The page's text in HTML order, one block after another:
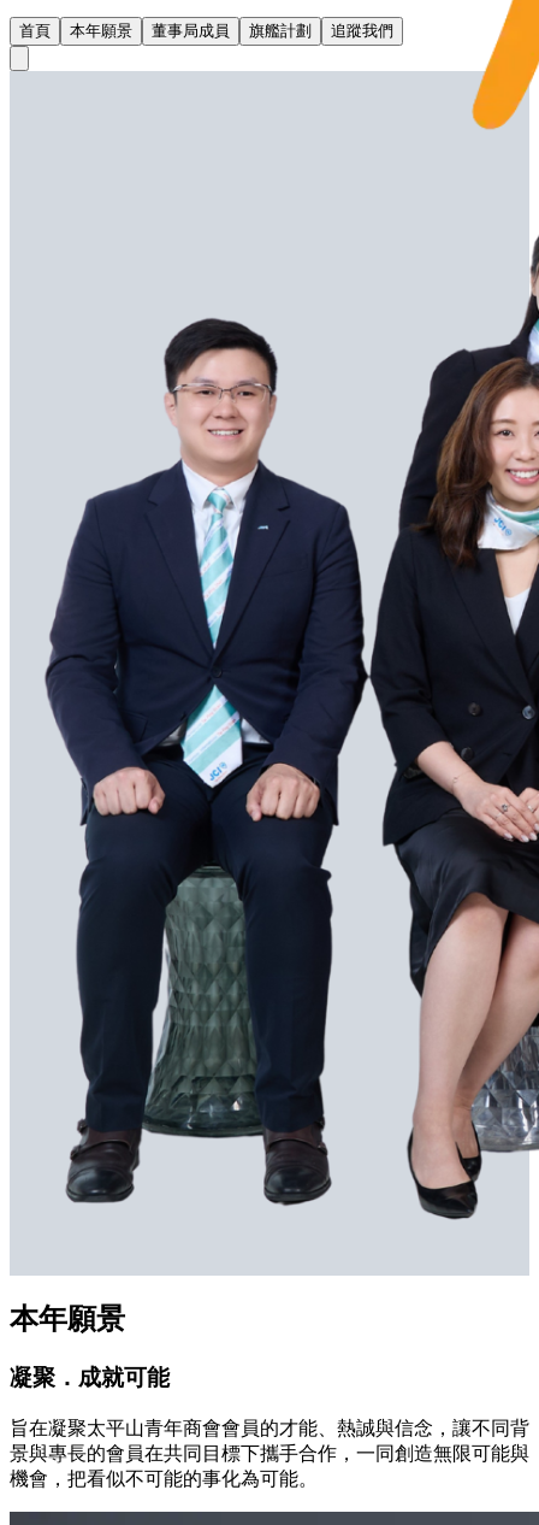
首頁 本年願景 董事局成員 旗艦計劃 追蹤我們
本年願景
凝聚．成就可能
旨在凝聚太平山青年商會會員的才能、熱誠與信念，讓不同背
景與專長的會員在共同目標下攜手合作，一同創造無限可能與
機會，把看似不可能的事化為可能。